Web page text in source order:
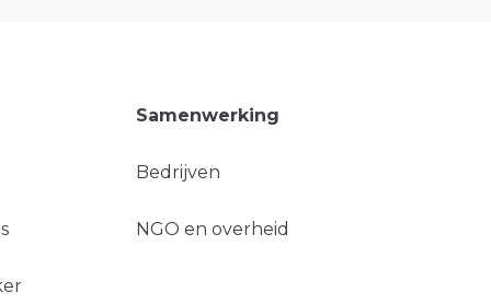
Samenwerking
Bedrijven
NGO en overheid